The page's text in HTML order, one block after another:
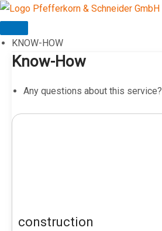
Skip
to
content
KNOW-HOW
Know-How
Any questions about this service?
construction